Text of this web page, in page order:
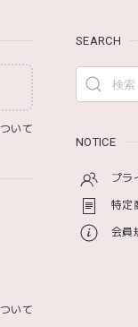
いて
いて
SEARCH
NOTICE
プラ
特定
会員